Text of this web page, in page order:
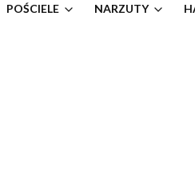
POŚCIELE NARZUTY